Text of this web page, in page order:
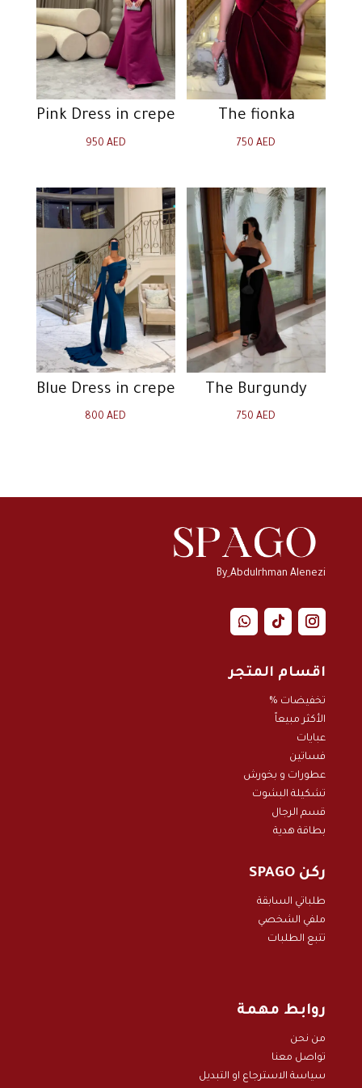
The fionka
750AED
Pink Dress in crepe
950 AED
The Burgundy
750AED
Blue Dress in crepe
800AED
By ِAbdulrhman Alenezi
اقسام المتجر
تخفيضات %
الأكثر مبيعاً
عبايات
فساتين
عطورات و بخورش
تشكيلة البشوت
قسم الرجال
بطاقة هدية
ركن SPAGO
طلباتي السابقة
ملفي الشخصي
تتبع الطلبات
روابط مهمة
من نحن
تواصل معنا
سياسة الاسترجاع او التبديل